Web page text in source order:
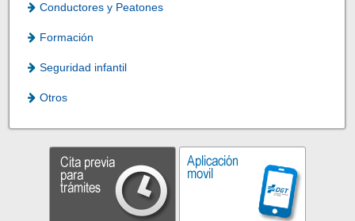
Conductores y Peatones
Formación
Seguridad infantil
Otros